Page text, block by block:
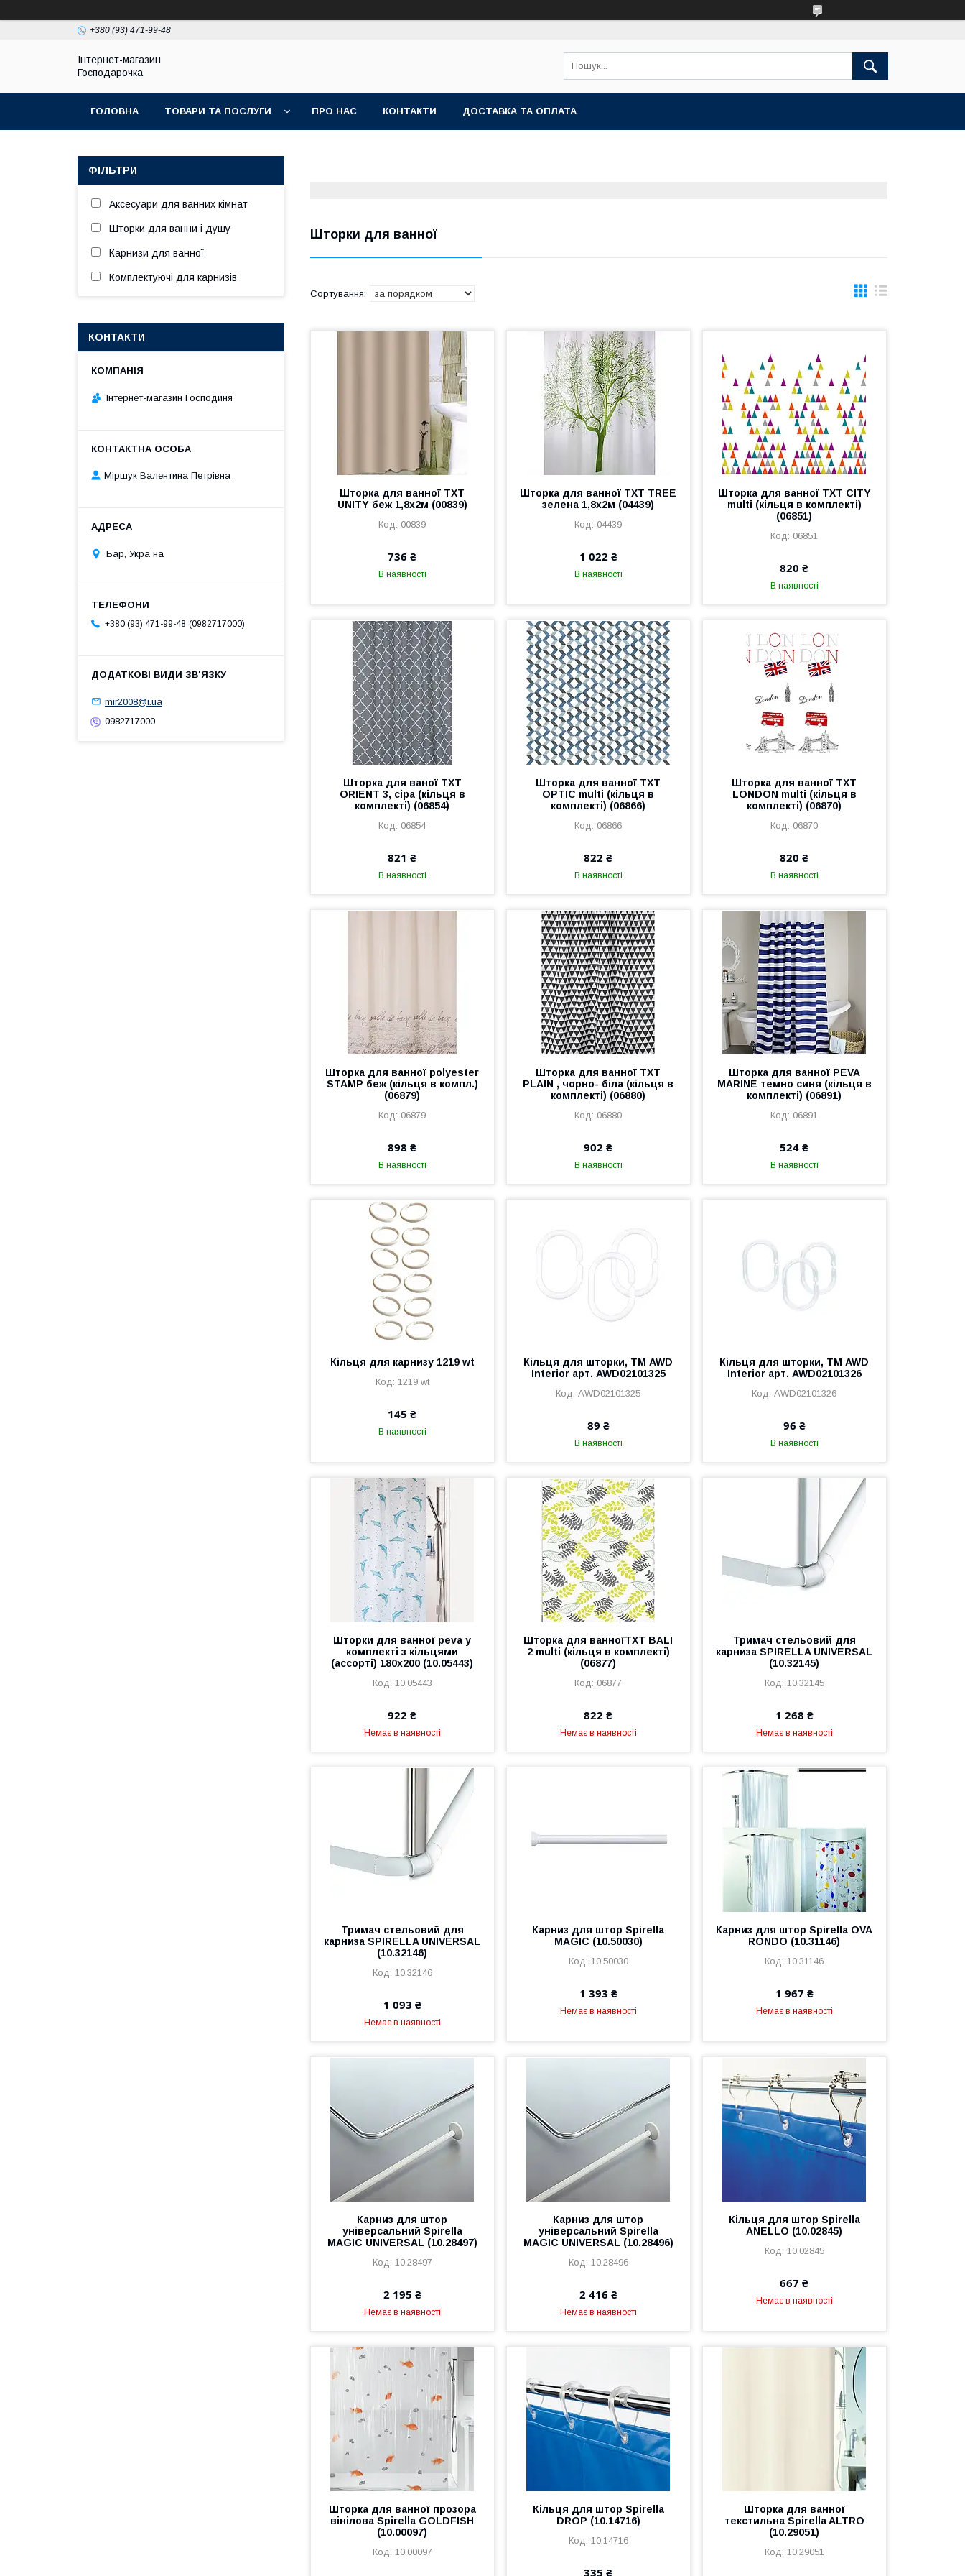
+380 (93) 471-99-48
Інтернет-магазин
Господарочка
ГОЛОВНА ТОВАРИ ТА ПОСЛУГИ ПРО НАС КОНТАКТИ ДОСТАВКА ТА ОПЛАТА
Шторки для ванної
Шторка для ванної TXT
UNITY беж 1,8х2м (00839)
00839
736 ₴
В наявності
Шторка для ванної TXT TREE
зелена 1,8х2м (04439)
04439
1 022 ₴
В наявності
Шторка для ванної TXT CITY
multi (кільця в комплекті)
(06851)
06851
820 ₴
В наявності
Шторка для ваної TXT
ORIENT 3, сіра (кільця в
комплекті) (06854)
06854
821 ₴
В наявності
Шторка для ванної TXT
OPTIC multi (кільця в
комплекті) (06866)
06866
822 ₴
В наявності
Шторка для ванної TXT
LONDON multi (кільця в
комплекті) (06870)
06870
820 ₴
В наявності
Шторка для ванної polyester
STAMP беж (кільця в компл.)
(06879)
06879
898 ₴
В наявності
Шторка для ванної TXT
PLAIN , чорно- біла (кільця в
комплекті) (06880)
06880
902 ₴
В наявності
Шторка для ванної PEVA
MARINE темно синя (кільця в
комплекті) (06891)
06891
524 ₴
В наявності
Кільця для карнизу 1219 wt
1219 wt
145 ₴
В наявності
Кільця для шторки, ТМ AWD
Interior арт. AWD02101325
AWD02101325
89 ₴
В наявності
Кільця для шторки, ТМ AWD
Interior арт. AWD02101326
AWD02101326
96 ₴
В наявності
Шторки для ванної peva у
комплекті з кільцями
(ассорті) 180х200 (10.05443)
10.05443
922 ₴
Немає в наявності
Шторка для ванноїTXT BALI
2 multi (кільця в комплекті)
(06877)
06877
822 ₴
Немає в наявності
Тримач стельовий для
карниза SPIRELLA UNIVERSAL
(10.32145)
10.32145
1 268 ₴
Немає в наявності
Тримач стельовий для
карниза SPIRELLA UNIVERSAL
(10.32146)
10.32146
1 093 ₴
Немає в наявності
Карниз для штор Spirella
MAGIC (10.50030)
10.50030
1 393 ₴
Немає в наявності
Карниз для штор Spirella OVA
RONDO (10.31146)
10.31146
1 967 ₴
Немає в наявності
Карниз для штор
універсальний Spirella
MAGIC UNIVERSAL (10.28497)
10.28497
2 195 ₴
Немає в наявності
Карниз для штор
універсальний Spirella
MAGIC UNIVERSAL (10.28496)
10.28496
2 416 ₴
Немає в наявності
Кільця для штор Spirella
ANELLO (10.02845)
10.02845
667 ₴
Немає в наявності
Шторка для ванної прозора
вінілова Spirella GOLDFISH
(10.00097)
10.00097
Кільця для штор Spirella
DROP (10.14716)
10.14716
335 ₴
Шторка для ванної
текстильна Spirella ALTRO
(10.29051)
10.29051
ФІЛЬТРИ
Аксесуари для ванних кімнат
Шторки для ванни і душу
Карнизи для ванної
Комплектуючі для карнизів
КОНТАКТИ
Інтернет-магазин Господиня
Міршук Валентина Петрівна
Бар, Україна
+380 (93) 471-99-48 0982717000
mir2008@i.ua
0982717000